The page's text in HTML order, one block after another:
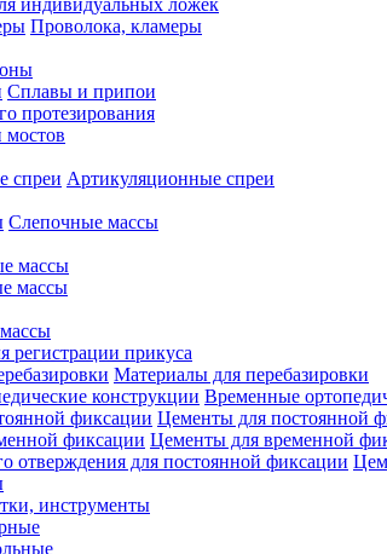
индивидуальных ложек
Проволока, кламеры
Сплавы и припои
протезирования
мостов
Артикуляционные спреи
Слепочные массы
массы
массы
регистрации прикуса
Материалы для перебазировки
Временные
Цементы для постоянной
Цементы для временной
инструменты